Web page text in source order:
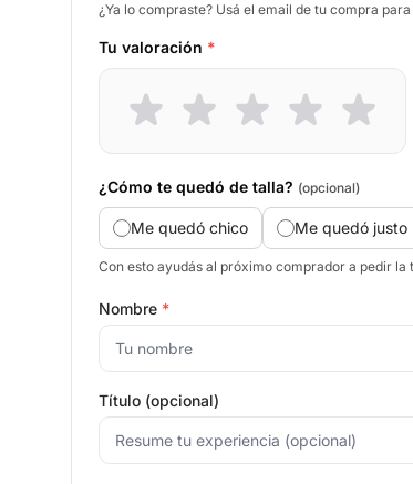
¿Ya lo compraste? Usá el email de tu compra
Tu valoración *
¿Cómo te quedó de talla? (opcional)
Me quedó chico Me quedó justo
Con esto ayudás al próximo comprador a pedir la
Nombre *
Título (opcional)